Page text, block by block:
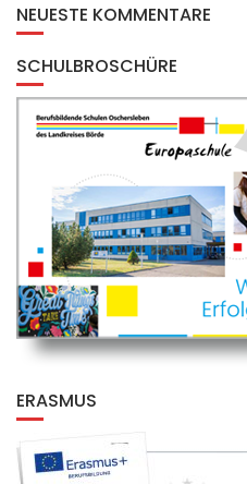
NEUESTE KOMMENTARE
SCHULBROSCHÜRE
ERASMUS